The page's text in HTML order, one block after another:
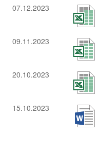
07.12.2023
09.11.2023
20.10.2023
15.10.2023